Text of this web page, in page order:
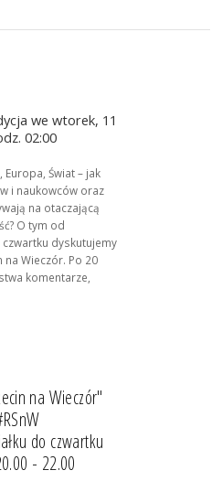
we wtorek, 11
02:00
Europa, Świat – jak
i naukowców oraz
na otaczającą
O tym od
dyskutujemy
na Wieczór. Po 20
komentarze,
na Wieczór"
do czwartku
- 22.00